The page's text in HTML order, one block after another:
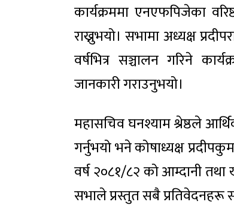
कार्यक्रममा एनएफपिजेका
राख्नुभयो। सभामा अध्यक्ष
वर्षभित्र सञ्चालन गरिने
जानकारी गराउनुभयो।
महासचिव घनश्याम श्रेष्ठले
गर्नुभयो भने कोषाध्यक्ष
वर्ष २०८१/८२ को आम्दानी तथा
सभाले प्रस्तुत सबै प्रतिवेदनहरू